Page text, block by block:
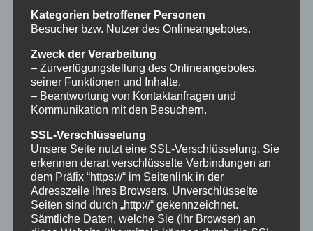
Verbindungen an dem Präfix “https://“ im
Seitenlink in der Adresszeile Ihres Browsers.
Unverschlüsselte Seiten sind durch „http://“
gekennzeichnet. Sämtliche Daten, welche Sie
(Ihr Browser) an diese Website übermitteln
können durch die SSL-Verschlüsselung nicht
von Dritten gelesen oder abgefangen werden.
Kontaktaufnahme durch Besucher
Bei der Kontaktaufnahme mit uns (z.B. per E-
Mail, Kontaktformular oder Telefon) werden
Ihre Angaben ausschließlich zur Bearbeitung
Kategorien betroffener Personen
Besucher bzw. Nutzer des Onlineangebotes.
Zweck der Verarbeitung
– Zurverfügungstellung des Onlineangebotes,
seiner Funktionen und Inhalte.
– Beantwortung von Kontaktanfragen und
Kommunikation mit den Besuchern.
SSL-Verschlüsselung
Unsere Seite nutzt eine SSL-Verschlüsselung. Sie
erkennen derart verschlüsselte Verbindungen an
dem Präfix “https://“ im Seitenlink in der
Adresszeile Ihres Browsers. Unverschlüsselte
Seiten sind durch „http://“ gekennzeichnet.
Sämtliche Daten, welche Sie (Ihr Browser) an